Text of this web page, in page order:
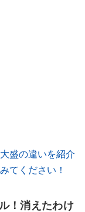
盛の違いを紹介
てください！
！消えたわけ